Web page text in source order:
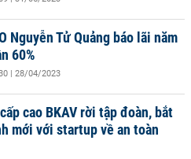
Nguyễn Tử Quảng báo lãi năm
60%
| 28/04/2023
cao BKAV rời tập đoàn, bắt
mới với startup về an toàn